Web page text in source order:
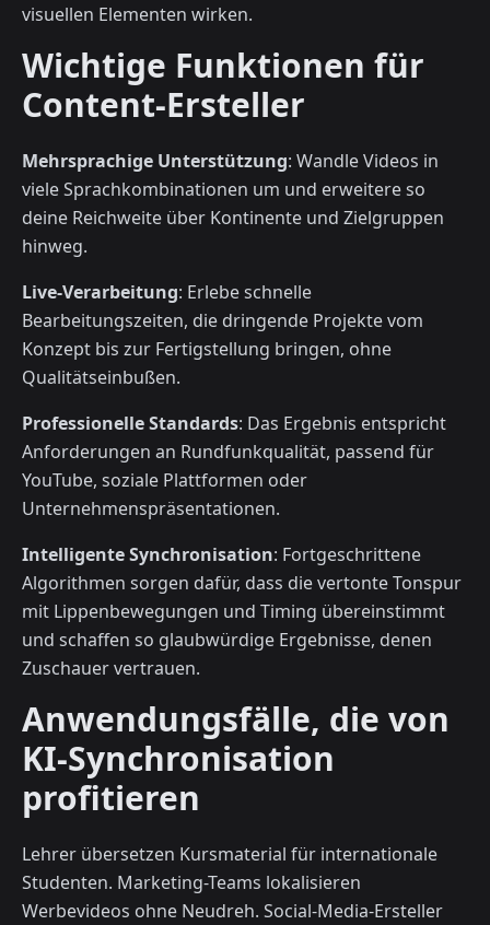
visuellen Elementen wirken.
Wichtige Funktionen für
Content-Ersteller
Mehrsprachige Unterstützung: Wandle Videos in
viele Sprachkombinationen um und erweitere so
deine Reichweite über Kontinente und Zielgruppen
hinweg.
Live-Verarbeitung: Erlebe schnelle
Bearbeitungszeiten, die dringende Projekte vom
Konzept bis zur Fertigstellung bringen, ohne
Qualitätseinbußen.
Professionelle Standards: Das Ergebnis entspricht
Anforderungen an Rundfunkqualität, passend für
YouTube, soziale Plattformen oder
Unternehmenspräsentationen.
Intelligente Synchronisation: Fortgeschrittene
Algorithmen sorgen dafür, dass die vertonte Tonspur
mit Lippenbewegungen und Timing übereinstimmt
und schaffen so glaubwürdige Ergebnisse, denen
Zuschauer vertrauen.
Anwendungsfälle, die von
KI-Synchronisation
profitieren
Lehrer übersetzen Kursmaterial für internationale
Studenten. Marketing-Teams lokalisieren
Werbevideos ohne Neudreh. Social-Media-Ersteller